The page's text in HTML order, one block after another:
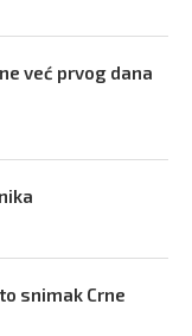
već prvog dana
snimak Crne